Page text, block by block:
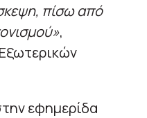
πίσω από
,
εφημερίδα